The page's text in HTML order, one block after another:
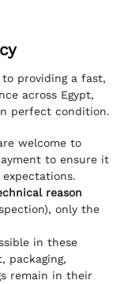
providing a fast,
across Egypt,
perfect condition.
welcome to
to ensure it
reason
only the
in these
packaging,
remain in their